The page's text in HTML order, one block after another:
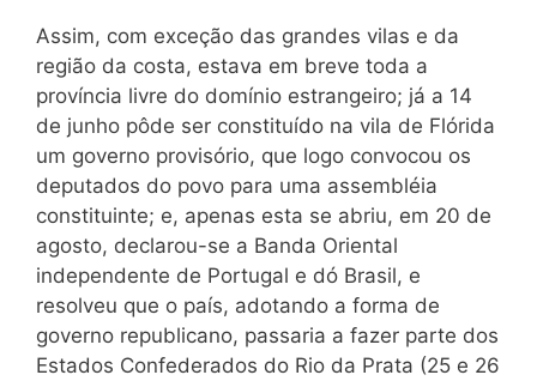
Assim, com exceção das grandes vilas e da
região da costa, estava em breve toda a
província livre do domínio estrangeiro; já a 14
de junho pôde ser constituído na vila de Flórida
um governo provisório, que logo convocou os
deputados do povo para uma assembléia
constituinte; e, apenas esta se abriu, em 20 de
agosto, declarou-se a Banda Oriental
independente de Portugal e dó Brasil, e
resolveu que o país, adotando a forma de
governo republicano, passaria a fazer parte dos
Estados Confederados do Rio da Prata (25 e 26